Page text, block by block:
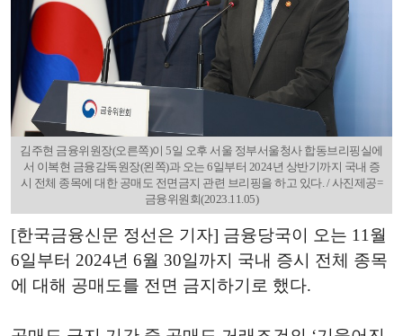
김주현 금융위원장(오른쪽)이 5일 오후 서울 정부서울청사 합동브리핑실에
서 이복현 금융감독원장(왼쪽)과 오는 6일부터 2024년 상반기까지 국내 증
시 전체 종목에 대한 공매도 전면금지 관련 브리핑을 하고 있다. / 사진제공=
금융위원회(2023.11.05)
[한국금융신문 정선은 기자] 금융당국이 오는 11월
6일부터 2024년 6월 30일까지 국내 증시 전체 종목
에 대해 공매도를 전면 금지하기로 했다.